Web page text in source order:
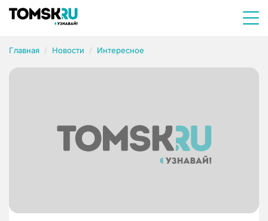
Главная Новости Интересное